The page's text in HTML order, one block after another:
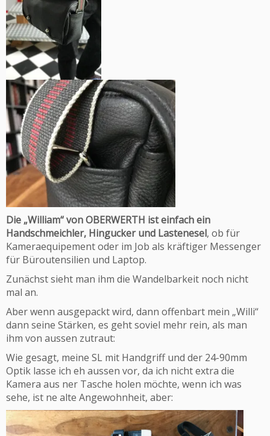
Die „William“ von OBERWERTH ist einfach ein
Handschmeichler, Hingucker und Lastenesel, ob für
Kameraequipement oder im Job als kräftiger Messenger
für Büroutensilien und Laptop.
Zunächst sieht man ihm die Wandelbarkeit noch nicht
mal an.
Aber wenn ausgepackt wird, dann offenbart mein „Willi“
dann seine Stärken, es geht soviel mehr rein, als man
ihm von aussen zutraut:
Wie gesagt, meine SL mit Handgriff und der 24-90mm
Optik lasse ich eh aussen vor, da ich nicht extra die
Kamera aus ner Tasche holen möchte, wenn ich was
sehe, ist ne alte Angewohnheit, aber: